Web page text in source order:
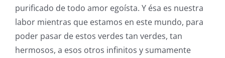
purificado de todo amor egoísta. Y ésa es nuestra
labor mientras que estamos en este mundo, para
poder pasar de estos verdes tan verdes, tan
hermosos, a esos otros infinitos y sumamente